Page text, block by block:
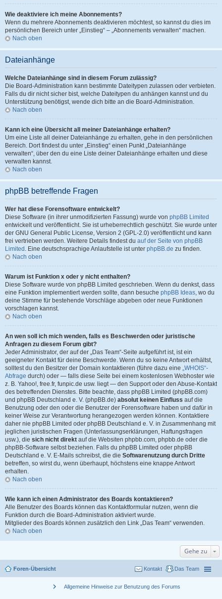
Wie deaktiviere ich meine Abonnements?
Wenn du mehrere Abonnements deaktivieren möchtest, so kannst du dies im
persönlichen Bereich unter „Einstieg“ – „Abonnements verwalten“ machen.
Nach oben
Dateianhänge
Welche Dateianhänge sind in diesem Forum zulässig?
Die Board-Administration kann bestimmte Dateitypen zulassen oder verbieten.
Falls du dir nicht sicher bist, welche Dateitypen du anhängen kannst und du
Unterstützung benötigst, wende dich bitte an die Board-Administration.
Nach oben
Kann ich eine Übersicht all meiner Dateianhänge erhalten?
Um eine Liste all deiner Dateianhänge zu erhalten, gehe in den persönlichen
Bereich. Dort findest du unter „Einstieg“ einen Punkt „Dateianhänge
verwalten“, über den du eine Liste deiner Dateianhänge erhalten und diese
verwalten kannst.
Nach oben
phpBB betreffende Fragen
Wer hat diese Forensoftware entwickelt?
Diese Software (in ihrer unmodifizierten Fassung) wurde von phpBB Limited
entwickelt und veröffentlicht. Sie ist urheberrechtlich geschützt. Sie wurde unter
der GNU General Public License, Version 2 (GPL-2.0) veröffentlicht und kann
frei vertrieben werden. Weitere Details findest du auf der Seite von phpBB
Limited . Eine deutschsprachige Anlaufstelle ist unter phpBB.de zu finden.
Nach oben
Warum ist Funktion x oder y nicht enthalten?
Diese Software wurde von phpBB Limited geschrieben. Wenn du denkst, dass
eine Funktion implementiert werden sollte, dann besuche phpBB Ideas, wo du
deine Stimme für bestehende Vorschläge abgeben oder neue Funktionen
vorschlagen kannst.
Nach oben
An wen soll ich mich wenden, falls es Beschwerden oder juristische
Anfragen zu diesem Forum gibt?
Jeder Administrator, der auf der „Das Team“-Seite aufgeführt ist, ist ein
geeigneter Kontakt für deine Beschwerde. Wenn du so keine Antwort erhältst,
solltest du den Besitzer der Domain kontaktieren (führe dazu eine „WHOIS“-
Abfrage durch) oder — falls diese Seite bei einem kostenlosen Webhoster wie
z. B. Yahoo!, free.fr, funpic.de usw. liegt — den Support oder den Abuse-Kontakt
des betreffenden Dienstes. Bitte beachte, dass phpBB Limited (phpBB.com)
und phpBB Deutschland e. V. (phpBB.de) absolut keinen Einfluss auf die
Benutzung oder den oder die Benutzer der Forensoftware haben und dafür in
keiner Weise zur Verantwortung herangezogen werden können. Kontaktiere
daher nie phpBB Limited oder phpBB Deutschland e. V. in Zusammenhang mit
jeglichen juristischen Fragen (Unterlassungserklärungen, Haftungsfragen
usw.), die sich nicht direkt auf die Websiten phpbb.com, phpbb.de oder die
phpBB-Software selbst beziehen. Falls du phpBB Limited oder phpBB
Deutschland e. V. E-Mails schreibst, die die Softwarenutzung durch Dritte
betreffen, so wirst du, wenn überhaupt, höchstens eine knappe Antwort
erhalten.
Nach oben
Wie kann ich einen Administrator des Boards kontaktieren?
Alle Benutzer des Boards können das Kontaktformular nutzen, wenn die
Funktion durch die Board-Administration aktiviert wurde.
Mitglieder des Boards können zusätzlich den Link „Das Team“ verwenden.
Nach oben
Gehe zu
Foren-Übersicht Das Team
Kontakt
chevron_right Allgemeine Hinweise zur Benutzung des Forums